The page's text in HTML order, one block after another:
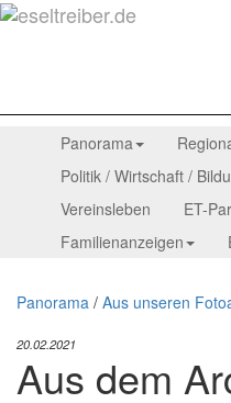
Panorama
Politik / Wirtschaft /
Vereinsleben
ET-
Familienanzeigen
Panorama / Aus unseren
20.02.2021
Aus dem